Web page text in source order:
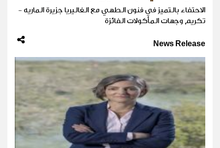
الاحتفاء بالتميز في فنون الطهي مع الغاليريا جزيرة الماريه -
تكريم وجهات المأكولات الفائزة
News Release